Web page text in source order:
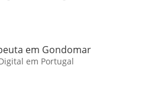
em Gondomar
em Portugal